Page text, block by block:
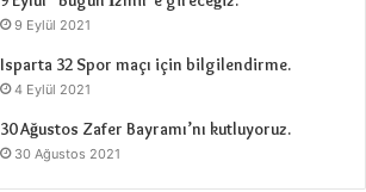
9 Eylül 2021
Isparta 32 Spor maçı için bilgilendirme.
4 Eylül 2021
30 Ağustos Zafer Bayramı’nı kutluyoruz.
30 Ağustos 2021